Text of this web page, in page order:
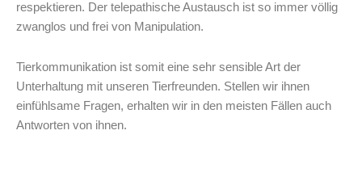
respektieren. Der telepathische Austausch ist so immer völlig
zwanglos und frei von Manipulation.
Tierkommunikation ist somit eine sehr sensible Art der
Unterhaltung mit unseren Tierfreunden. Stellen wir ihnen
einfühlsame Fragen, erhalten wir in den meisten Fällen auch
Antworten von ihnen.